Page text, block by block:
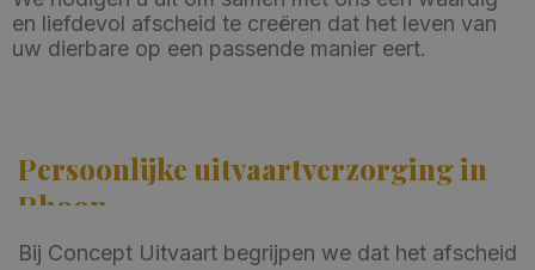
en liefdevol afscheid te creëren dat het leven van
uw dierbare op een passende manier eert.
Persoonlijke uitvaartverzorging in
Rhoon
Bij Concept Uitvaart begrijpen we dat het afscheid